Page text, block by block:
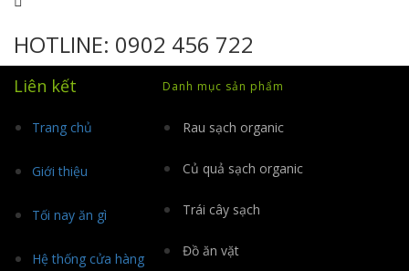
HOTLINE: 0902 456 722
Liên kết
Trang chủ
Giới thiệu
Tối nay ăn gì
Hệ thống cửa hàng
Danh mục sản phẩm
Rau sạch organic
Củ quả sạch organic
Trái cây sạch
Đồ ăn vặt